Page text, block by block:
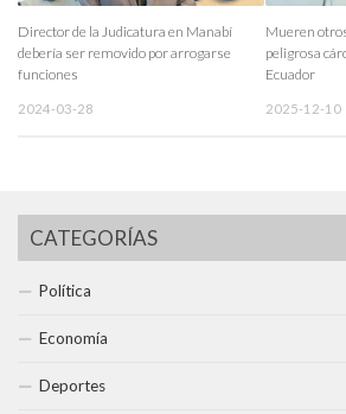
Director de la Judicatura en Manabí
debería ser removido por arrogarse
funciones
2024-03-28
Mueren
peligrosa
Ecuador
2025-12-10
CATEGORÍAS
Política
Economía
Deportes